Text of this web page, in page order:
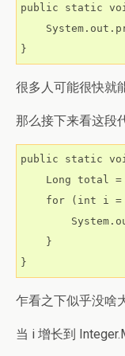
public static
}
很多人可能很快就
那么接下来看这段
public static
Long total =
for (int i =
    }
}
乍看之下似乎没啥
当 i 增长到